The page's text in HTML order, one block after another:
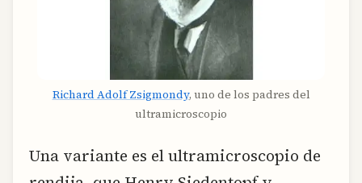
Richard Adolf Zsigmondy, uno de los padres del
ultramicroscopio
Una variante es el ultramicroscopio de